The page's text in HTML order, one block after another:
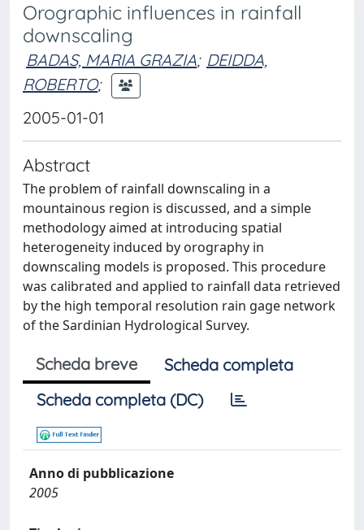
Orographic influences in rainfall
downscaling
BADAS, MARIA GRAZIA; DEIDDA,
ROBERTO;
2005-01-01
Abstract
The problem of rainfall downscaling in a
mountainous region is discussed, and a simple
methodology aimed at introducing spatial
heterogeneity induced by orography in
downscaling models is proposed. This procedure
was calibrated and applied to rainfall data retrieved
by the high temporal resolution rain gage network
of the Sardinian Hydrological Survey.
Scheda breve
Scheda completa
Scheda completa (DC)
Anno di pubblicazione
2005